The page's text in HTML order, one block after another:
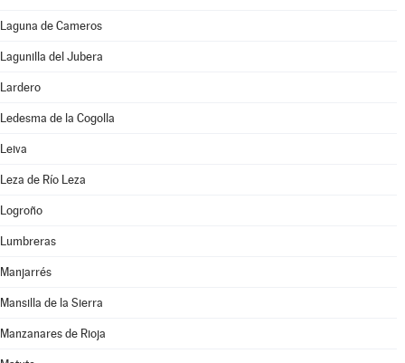
Laguna de Cameros
Lagunilla del Jubera
Lardero
Ledesma de la Cogolla
Leiva
Leza de Río Leza
Logroño
Lumbreras
Manjarrés
Mansilla de la Sierra
Manzanares de Rioja